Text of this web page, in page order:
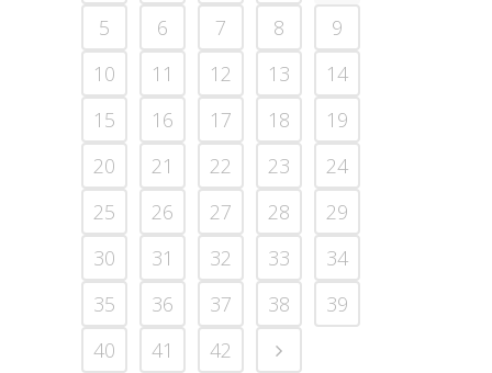
5
6 7 8
9
10
11 12 13
14
15
16 17 18
19
20
21 22 23
24
25
26 27 28
29
30
31 32 33
34
35
36 37 38
39
40
41 42